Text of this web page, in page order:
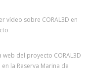
vídeo sobre CORAL3D en
del proyecto CORAL3D
la Reserva Marina de